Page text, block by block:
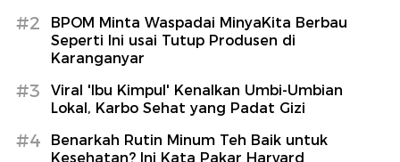
#2
BPOM Minta Waspadai MinyaKita Berbau
Seperti Ini usai Tutup Produsen di
Karanganyar
#3
Viral 'Ibu Kimpul' Kenalkan Umbi-Umbian
Lokal, Karbo Sehat yang Padat Gizi
#4
Benarkah Rutin Minum Teh Baik untuk
Kesehatan? Ini Kata Pakar Harvard